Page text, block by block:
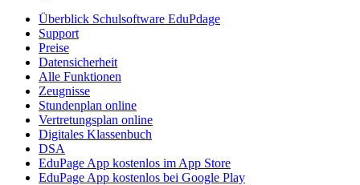
Überblick Schulsoftware EduPdage
Support
Preise
Datensicherheit
Alle Funktionen
Zeugnisse
Stundenplan online
Vertretungsplan online
Digitales Klassenbuch
DSA
EduPage App kostenlos im App Store
EduPage App kostenlos bei Google Play